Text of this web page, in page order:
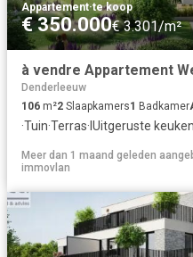
Appartement·te koop
€ 350.000€ 3.301/m²
à vendre Appartement
Denderleeuw
106 m²2 Slaapkamers1 Badkamer
·Tuin·Terras·IUitgeruste keuken
Meer dan 1 maand geleden
immovlan